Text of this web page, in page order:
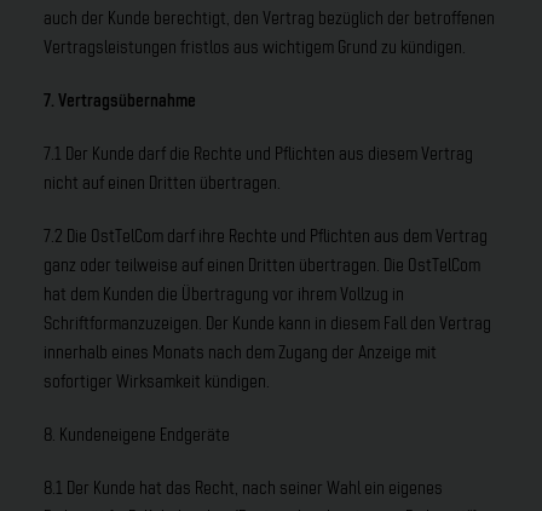
auch der Kunde berechtigt, den Vertrag bezüglich der betroffenen
Vertragsleistungen fristlos aus wichtigem Grund zu kündigen.
7. Vertragsübernahme
7.1 Der Kunde darf die Rechte und Pflichten aus diesem Vertrag
nicht auf einen Dritten übertragen.
7.2 Die OstTelCom darf ihre Rechte und Pflichten aus dem Vertrag
ganz oder teilweise auf einen Dritten übertragen. Die OstTelCom
hat dem Kunden die Übertragung vor ihrem Vollzug in
Schriftformanzuzeigen. Der Kunde kann in diesem Fall den Vertrag
innerhalb eines Monats nach dem Zugang der Anzeige mit
sofortiger Wirksamkeit kündigen.
8. Kundeneigene Endgeräte
8.1 Der Kunde hat das Recht, nach seiner Wahl ein eigenes